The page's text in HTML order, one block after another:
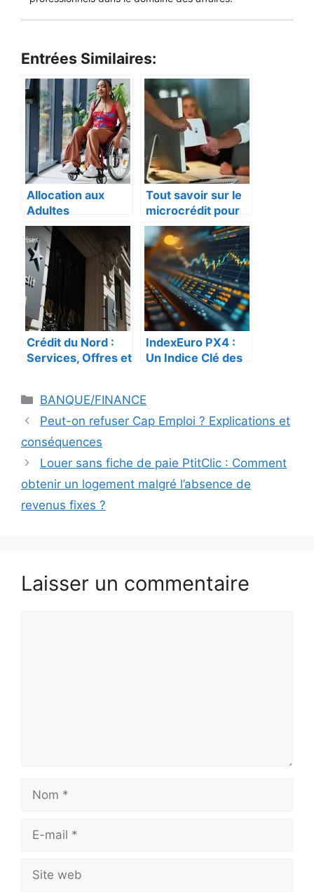
Entrées Similaires:
Allocation aux
Adultes
Handicapés (AAH)
: Montant,
Conditions,
Nouveautés en
2024 et projection
pour 2025
Tout savoir sur le
microcrédit pour
FICP : une solution
accessible en
2025
Crédit du Nord :
Services, Offres et
France
IndexEuro PX4 :
Un Indice Clé des
Européens
Catégories
BANQUE/FINANCE
Peut-on refuser Cap Emploi ? Explications et
conséquences
Louer sans fiche de paie PtitClic : Comment
obtenir un logement malgré l’absence de
revenus fixes ?
Laisser un commentaire
Nom
Site
web